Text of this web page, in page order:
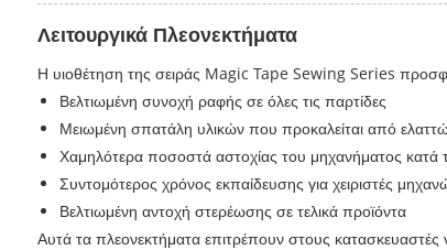
Λειτουργικά Πλεονεκτήματα
Η υιοθέτηση της σειράς Magic Tape Sewing Series
Βελτιωμένη συνοχή ραφής σε όλες τις παρτίδες
Μειωμένη σπατάλη υλικών που προκαλείται από
Χαμηλότερα ποσοστά αστοχίας του μηχανήματος κατά
Συντομότερος χρόνος εκπαίδευσης για χειριστές
Βελτιωμένη αντοχή στερέωσης σε τελικά προϊόντα
Αυτά τα πλεονεκτήματα επιτρέπουν στους